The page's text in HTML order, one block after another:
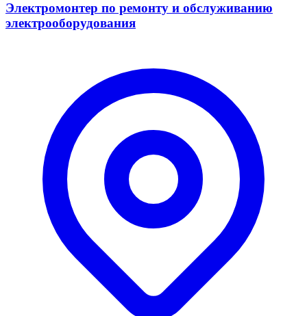
Электромонтер по ремонту и обслуживанию
электрооборудования